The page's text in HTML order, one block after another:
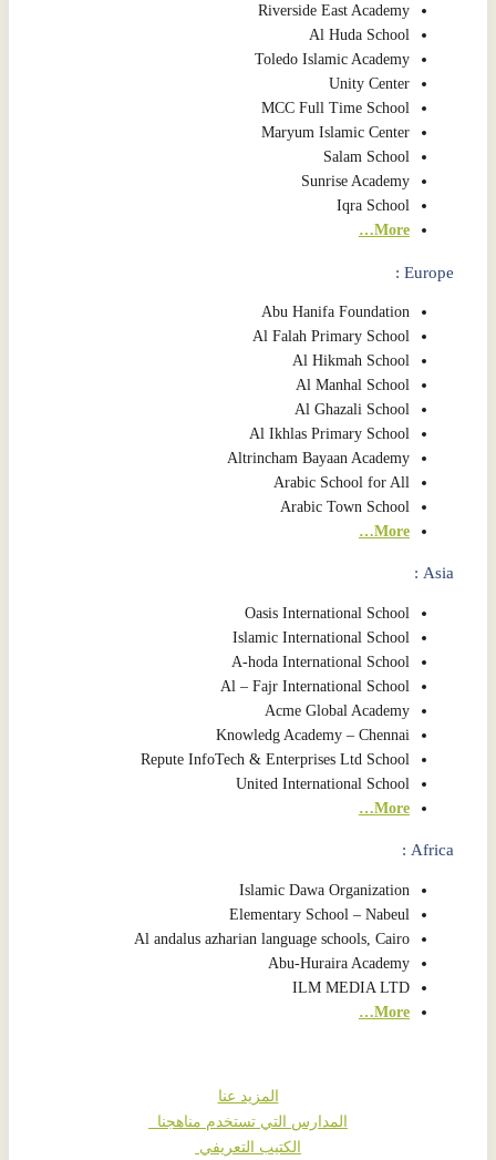
Riverside East Academy
Al Huda School
Toledo Islamic Academy
Unity Center
MCC Full Time School
Maryum Islamic Center
Salam School
Sunrise Academy
Iqra School
More…
Europe :
Abu Hanifa Foundation
Al Falah Primary School
Al Hikmah School
Al Manhal School
Al Ghazali School
Al Ikhlas Primary School
Altrincham Bayaan Academy
Arabic School for All
Arabic Town School
More…
Asia :
Oasis International School
Islamic International School
A-hoda International School
Al – Fajr International School
Acme Global Academy
Knowledg Academy – Chennai
Repute InfoTech & Enterprises Ltd School
United International School
More…
Africa :
Islamic Dawa Organization
Elementary School – Nabeul
Al andalus azharian language schools, Cairo
Abu-Huraira Academy
ILM MEDIA LTD
More…
المزيد عنا
المدارس التي تستخدم مناهجنا
الكتيب التعريفي